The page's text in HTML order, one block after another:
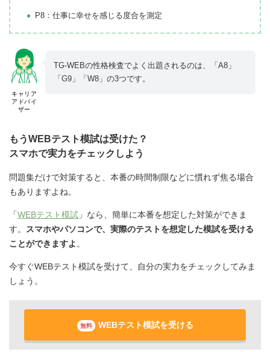
P8：仕事に幸せを感じる度合を測定
キャリア
アドバイ
ザー
TG-WEBの性格検査でよく出題されるのは、「A8」
「G9」「W8」の3つです。
もうWEBテスト模試は受けた？
スマホで実力をチェックしよう
問題集だけで対策すると、本番の時間制限などに慣れず焦る場合
もありますよね。
「WEBテスト模試 」なら、簡単に本番を想定した対策ができま
す。
スマホやパソコンで、実際のテストを想定した模試を受ける
ことができますよ 。
今すぐWEBテスト模試を受けて、自分の実力をチェックしてみま
しょう。
無料 WEBテスト模試を受ける